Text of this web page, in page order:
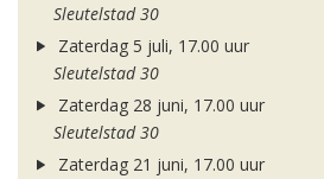
Sleutelstad 30
Zaterdag 5 juli, 17.00 uur
Sleutelstad 30
Zaterdag 28 juni, 17.00 uur
Sleutelstad 30
Zaterdag 21 juni, 17.00 uur